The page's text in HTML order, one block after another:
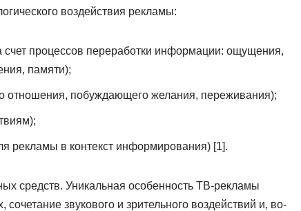
воздействия рекламы:
процессов переработки информации: ощущения,
памяти);
побуждающего желания, переживания);
рекламы в контекст информирования) [1].
средств. Уникальная особенность ТВ-рекламы
звукового и зрительного воздействий и, во-